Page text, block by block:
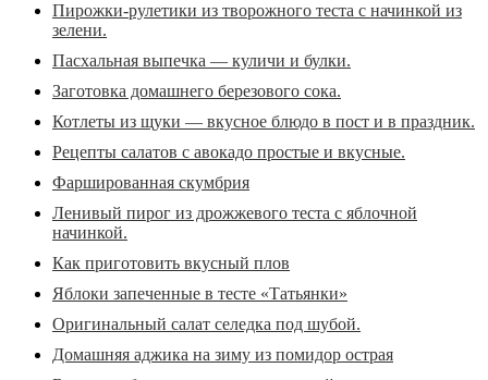
Пирожки-рулетики из творожного теста с начинкой из
зелени.
Пасхальная выпечка — куличи и булки.
Заготовка домашнего березового сока.
Котлеты из щуки — вкусное блюдо в пост и в праздник.
Рецепты салатов с авокадо простые и вкусные.
Фаршированная скумбрия
Ленивый пирог из дрожжевого теста с яблочной
начинкой.
Как приготовить вкусный плов
Яблоки запеченные в тесте «Татьянки»
Оригинальный салат селедка под шубой.
Домашняя аджика на зиму из помидор острая